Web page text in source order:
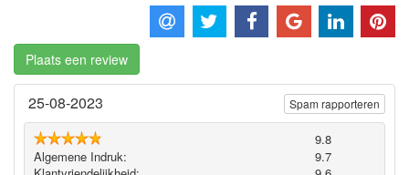
Plaats een review
25-08-2023
9.8
Algemene Indruk:
9.7
Spam rapporteren